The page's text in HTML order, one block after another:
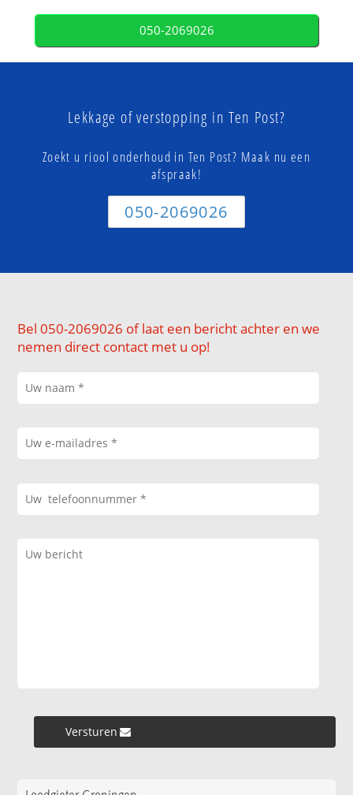
050-2069026
Lekkage of verstopping in Ten Post?
Zoekt u riool onderhoud in Ten Post? Maak nu een
afspraak!
050-2069026
Bel 050-2069026 of laat een bericht achter en we
nemen direct contact met u op!
Versturen »